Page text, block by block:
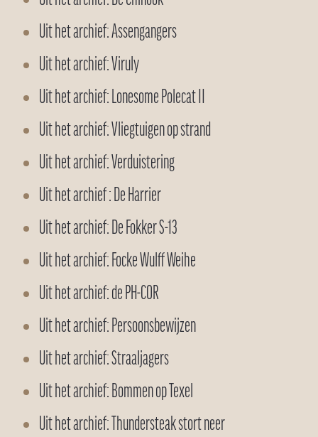
Uit het archief: Assengangers
Uit het archief: Viruly
Uit het archief: Lonesome Polecat II
Uit het archief: Vliegtuigen op strand
Uit het archief: Verduistering
Uit het archief : De Harrier
Uit het archief: De Fokker S-13
Uit het archief: Focke Wulff Weihe
Uit het archief: de PH-COR
Uit het archief: Persoonsbewijzen
Uit het archief: Straaljagers
Uit het archief: Bommen op Texel
Uit het archief: Thundersteak stort neer